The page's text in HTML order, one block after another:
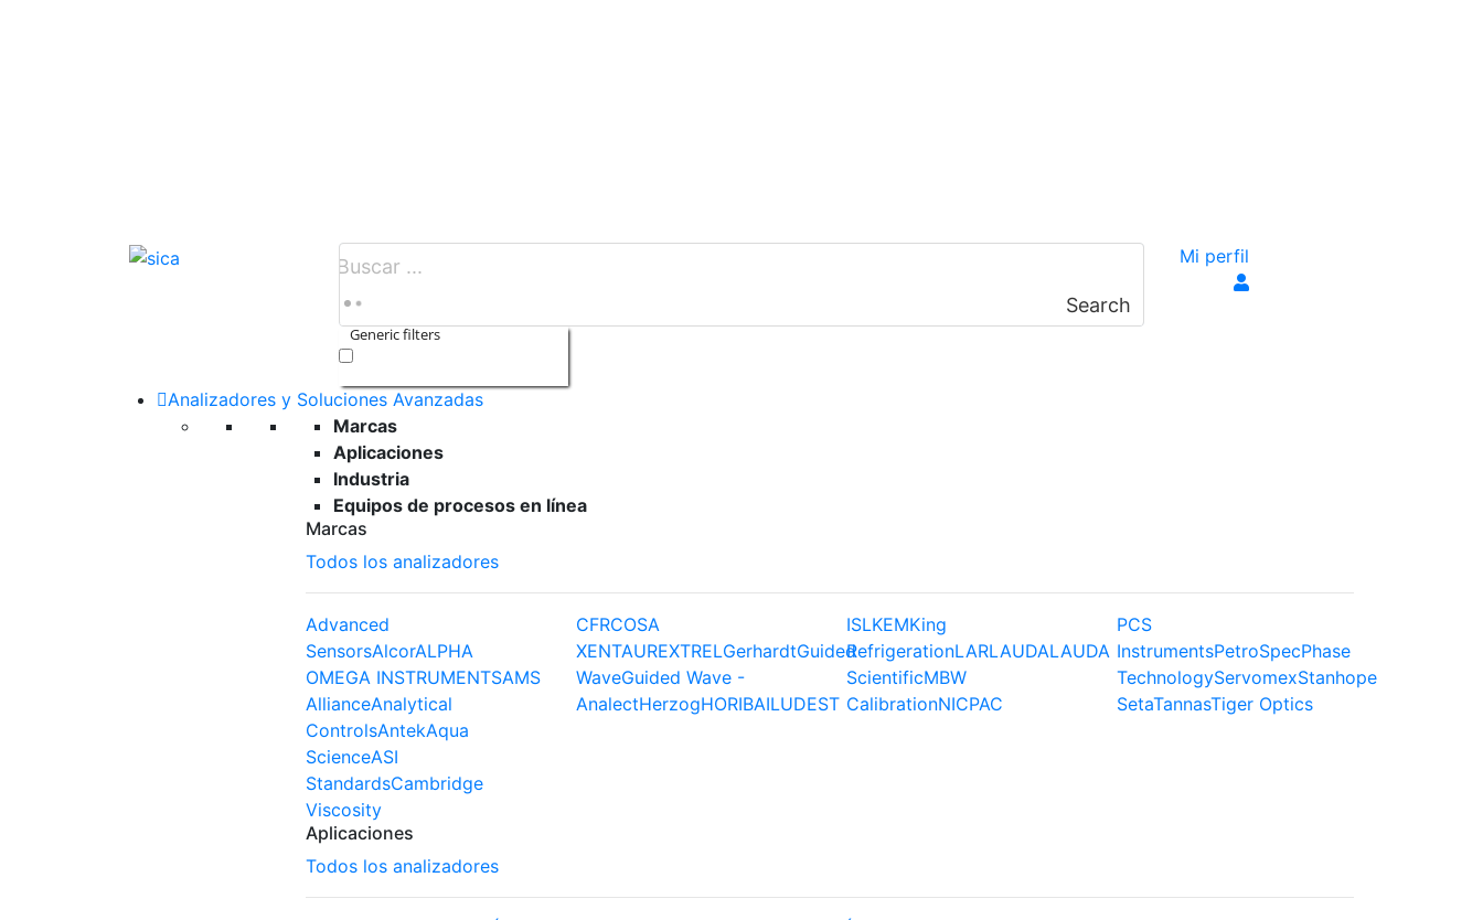
Search
Generic filters
Mi perfil
Analizadores y Soluciones Avanzadas
Marcas
Aplicaciones
Industria
Equipos de procesos en línea
Marcas
Todos los analizadores
Advanced
SensorsAlcorALPHA
OMEGA INSTRUMENTSAMS
AllianceAnalytical
ControlsAntekAqua
ScienceASI
StandardsCambridge
Viscosity
CFRCOSA
XENTAUREXTRELGerhardtGuided
WaveGuided Wave -
AnalectHerzogHORIBAILUDEST
ISLKEMKing
RefrigerationLARLAUDALAUDA
ScientificMBW
CalibrationNICPAC
PCS
InstrumentsPetroSpecPhase
TechnologyServomexStanhope
SetaTannasTiger Optics
Aplicaciones
Todos los analizadores